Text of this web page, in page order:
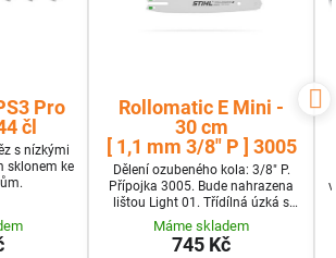
Pro
čl
s nízkými
sklonem ke
Rollomatic E Mini -
30 cm
[ 1,1 mm 3/8" P ] 3005
Dělení ozubeného kola: 3/8" P.
Přípojka 3005. Bude nahrazena
lištou Light 01. Třídílná úzká s
jedním nýtem na špičce.
Máme skladem
745 Kč